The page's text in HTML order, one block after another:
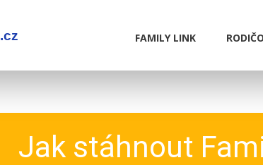
FAMILY LINK
Jak stáhnout